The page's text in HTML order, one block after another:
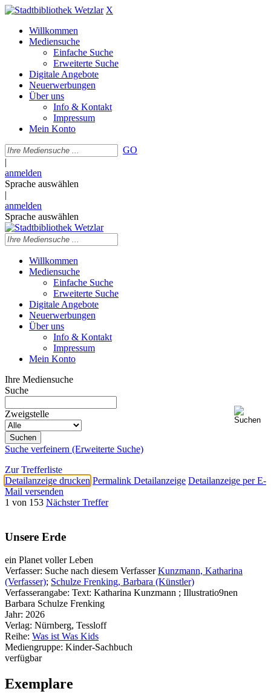
X
Willkommen
Mediensuche
Einfache Suche
Erweiterte Suche
Digitale Angebote
Neuerwerbungen
Über uns
Info & Kontakt
Impressum
Mein Konto
GO
|
anmelden
Sprache auswählen
|
anmelden
Sprache auswählen
Willkommen
Mediensuche
Einfache Suche
Erweiterte Suche
Digitale Angebote
Neuerwerbungen
Über uns
Info & Kontakt
Impressum
Mein Konto
Ihre Mediensuche
Suche
Zweigstelle
Suche verfeinern (Erweiterte Suche)
Zur Trefferliste
Detailanzeige drucken Permalink Detailanzeige Detailanzeige per E-
Mail versenden
1 von 153 Nächster Treffer
Unsere Erde
ein Planet voller Leben
Verfasser: Suche nach diesem Verfasser Kunzmann, Katharina
(Verfasser); Schulze Frenking, Barbara (Künstler)
Verfasserangabe: Text: Katharina Kunzmann ; Illustratio9nen
Barbara Schulze Frenking
Jahr: 2026
Verlag: Nürnberg, Tessloff
Reihe: Was ist Was Kids
Mediengruppe: Kinder-Sachbuch
verfügbar
Exemplare